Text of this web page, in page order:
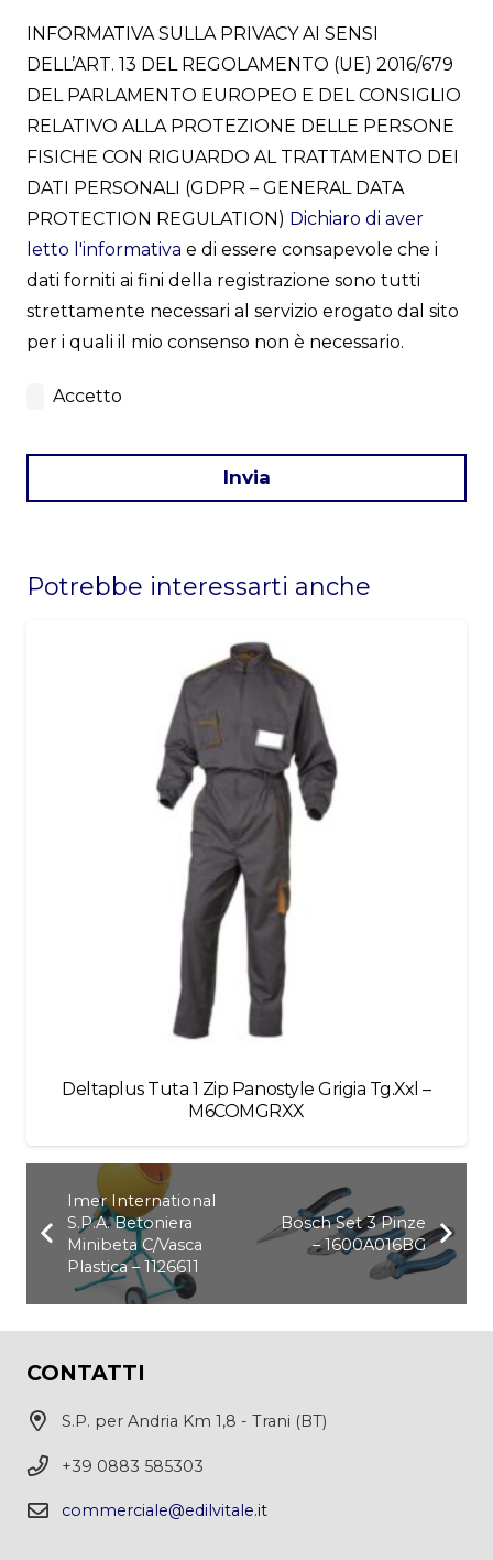
INFORMATIVA SULLA PRIVACY AI SENSI
DELL’ART. 13 DEL REGOLAMENTO (UE) 2016/679
DEL PARLAMENTO EUROPEO E DEL CONSIGLIO
RELATIVO ALLA PROTEZIONE DELLE PERSONE
FISICHE CON RIGUARDO AL TRATTAMENTO DEI
DATI PERSONALI (GDPR – GENERAL DATA
PROTECTION REGULATION) Dichiaro di aver
letto l'informativa e di essere consapevole che i
dati forniti ai fini della registrazione sono tutti
strettamente necessari al servizio erogato dal sito
per i quali il mio consenso non è necessario.
Accetto
Invia
should
Potrebbe interessarti anche
Deltaplus Tuta 1 Zip Panostyle Grigia Tg.Xxl –
M6COMGRXX
Imer International
S.P.A. Betoniera
Minibeta C/Vasca
Plastica – 1126611
Bosch Set 3 Pinze
– 1600A016BG
CONTATTI
S.P. per Andria Km 1,8 - Trani (BT)
+39 0883 585303
commerciale@edilvitale.it